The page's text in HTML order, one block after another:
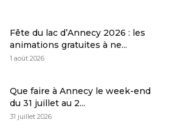
Fête du lac d’Annecy 2026 : les
animations gratuites à ne...
1 août 2026
Que faire à Annecy le week-end
du 31 juillet au 2...
31 juillet 2026